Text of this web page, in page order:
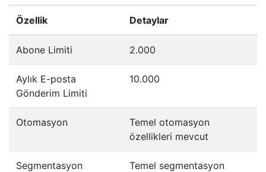
Özellik Detaylar
Abone Limiti 2.000
Aylık E-posta
Gönderim Limiti
10.000
Otomasyon
Temel otomasyon
özellikleri mevcut
Segmentasyon
Temel segmentasyon